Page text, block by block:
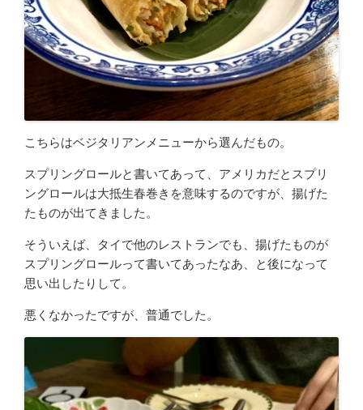
こちらはベジタリアンメニューから選んだもの。
スプリングロールと書いてあって、アメリカだとスプリ
ングロールは大抵生春巻きを意味するのですが、揚げた
たものが出てきました。
そういえば、タイで他のレストランでも、揚げたものが
スプリングロールって書いてあったなあ、と後になって
思い出したりして。
悪くなかったですが、普通でした。